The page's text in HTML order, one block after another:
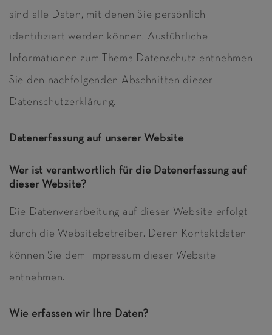
sind alle Daten, mit denen Sie persönlich
identifiziert werden können. Ausführliche
Informationen zum Thema Datenschutz entnehmen
Sie den nachfolgenden Abschnitten dieser
Datenschutzerklärung.
Datenerfassung auf unserer Website
Wer ist verantwortlich für die Datenerfassung auf
dieser Website?
Die Datenverarbeitung auf dieser Website erfolgt
durch die Websitebetreiber. Deren Kontaktdaten
können Sie dem Impressum dieser Website
entnehmen.
Wie erfassen wir Ihre Daten?